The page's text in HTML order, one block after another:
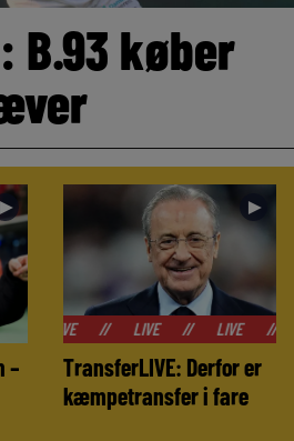
B.93 køber
►
–
►
LIVE LIVE LIVE
TransferLIVE: Derfor er
kæmpetransfer i fare